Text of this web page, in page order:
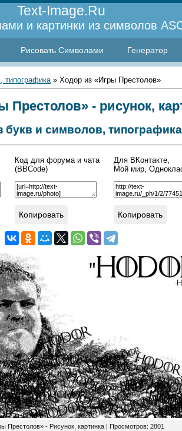
Text-Image.Ru
и картинки из символов
Рисовать Символами Генератор
типографика» Ходор из «Игры Престолов»
Престолов» - рисунок,
букв и символов, типографика
Код для форума и чата
(BBCode)
Копировать
Для ВКонтакте,
Мой мир,
Копировать
Престолов» - Рисунок, картинка | Просмотров: 2801